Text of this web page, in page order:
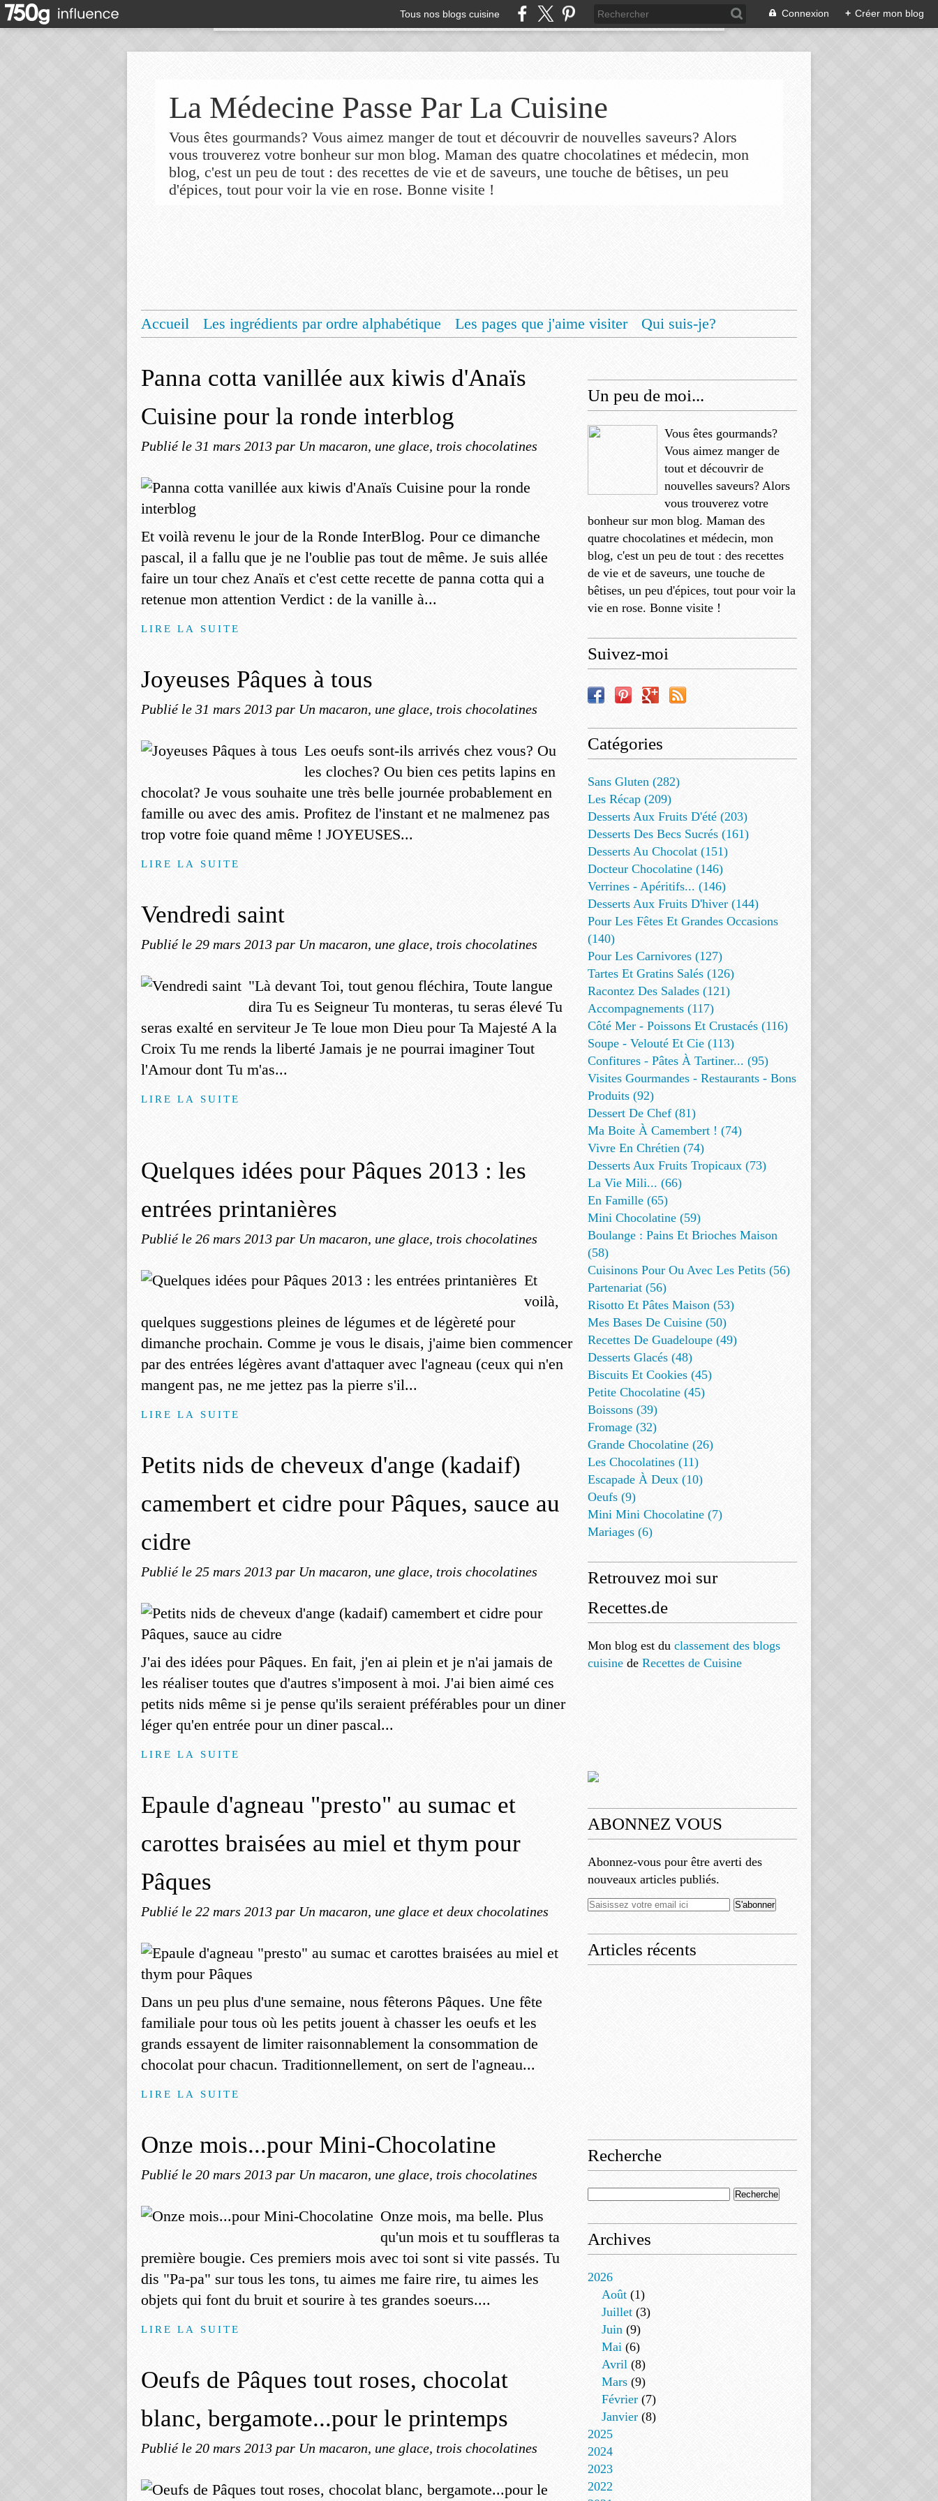
Tous nos blogs cuisine Connexion + Créer mon blog
La Médecine Passe Par La Cuisine
Vous êtes gourmands? Vous aimez manger de tout et découvrir de nouvelles saveurs? Alors
vous trouverez votre bonheur sur mon blog. Maman des quatre chocolatines et médecin, mon
blog, c'est un peu de tout : des recettes de vie et de saveurs, une touche de bêtises, un peu
d'épices, tout pour voir la vie en rose. Bonne visite !
Accueil Les ingrédients par ordre alphabétique Les pages que j'aime visiter
Qui suis-je?
Panna cotta vanillée aux kiwis d'Anaïs
Cuisine pour la ronde interblog
Publié le 31 mars 2013 par Un macaron, une glace, trois chocolatines
Et voilà revenu le jour de la Ronde InterBlog. Pour ce dimanche
pascal, il a fallu que je ne l'oublie pas tout de même. Je suis allée
faire un tour chez Anaïs et c'est cette recette de panna cotta qui a
retenue mon attention Verdict : de la vanille à...
LIRE LA SUITE
Joyeuses Pâques à tous
Publié le 31 mars 2013 par Un macaron, une glace, trois chocolatines
Les oeufs sont-ils arrivés chez vous? Ou
les cloches? Ou bien ces petits lapins en
chocolat? Je vous souhaite une très belle journée probablement en
famille ou avec des amis. Profitez de l'instant et ne malmenez pas
trop votre foie quand même ! JOYEUSES...
LIRE LA SUITE
Vendredi saint
Publié le 29 mars 2013 par Un macaron, une glace, trois chocolatines
"Là devant Toi, tout genou fléchira, Toute langue
dira Tu es Seigneur Tu monteras, tu seras élevé Tu
seras exalté en serviteur Je Te loue mon Dieu pour Ta Majesté A la
Croix Tu me rends la liberté Jamais je ne pourrai imaginer Tout
l'Amour dont Tu m'as...
LIRE LA SUITE
Quelques idées pour Pâques 2013 : les
entrées printanières
Publié le 26 mars 2013 par Un macaron, une glace, trois chocolatines
Et
voilà,
quelques suggestions pleines de légumes et de légèreté pour
dimanche prochain. Comme je vous le disais, j'aime bien commencer
par des entrées légères avant d'attaquer avec l'agneau (ceux qui n'en
mangent pas, ne me jettez pas la pierre s'il...
LIRE LA SUITE
Petits nids de cheveux d'ange (kadaif)
camembert et cidre pour Pâques, sauce au
cidre
Publié le 25 mars 2013 par Un macaron, une glace, trois chocolatines
J'ai des idées pour Pâques. En fait, j'en ai plein et je n'ai jamais de
les réaliser toutes que d'autres s'imposent à moi. J'ai bien aimé ces
petits nids même si je pense qu'ils seraient préférables pour un diner
léger qu'en entrée pour un diner pascal...
LIRE LA SUITE
Epaule d'agneau "presto" au sumac et
carottes braisées au miel et thym pour
Pâques
Publié le 22 mars 2013 par Un macaron, une glace et deux chocolatines
Dans un peu plus d'une semaine, nous fêterons Pâques. Une fête
familiale pour tous où les petits jouent à chasser les oeufs et les
grands essayent de limiter raisonnablement la consommation de
chocolat pour chacun. Traditionnellement, on sert de l'agneau...
LIRE LA SUITE
Onze mois...pour Mini-Chocolatine
Publié le 20 mars 2013 par Un macaron, une glace, trois chocolatines
Onze mois, ma belle. Plus
qu'un mois et tu souffleras ta
première bougie. Ces premiers mois avec toi sont si vite passés. Tu
dis "Pa-pa" sur tous les tons, tu aimes me faire rire, tu aimes les
objets qui font du bruit et sourire à tes grandes soeurs....
LIRE LA SUITE
Oeufs de Pâques tout roses, chocolat
blanc, bergamote...pour le printemps
Publié le 20 mars 2013 par Un macaron, une glace, trois chocolatines
Un peu de moi...
Vous êtes gourmands?
Vous aimez manger de
tout et découvrir de
nouvelles saveurs? Alors
vous trouverez votre
bonheur sur mon blog. Maman des
quatre chocolatines et médecin, mon
blog, c'est un peu de tout : des recettes
de vie et de saveurs, une touche de
bêtises, un peu d'épices, tout pour voir la
vie en rose. Bonne visite !
Suivez-moi
Catégories
Sans Gluten (282)
Les Récap (209)
Desserts Aux Fruits D'été (203)
Desserts Des Becs Sucrés (161)
Desserts Au Chocolat (151)
Docteur Chocolatine (146)
Verrines - Apéritifs... (146)
Desserts Aux Fruits D'hiver (144)
Pour Les Fêtes Et Grandes Occasions
(140)
Pour Les Carnivores (127)
Tartes Et Gratins Salés (126)
Racontez Des Salades (121)
Accompagnements (117)
Côté Mer - Poissons Et Crustacés (116)
Soupe - Velouté Et Cie (113)
Confitures - Pâtes À Tartiner... (95)
Visites Gourmandes - Restaurants - Bons
Produits (92)
Dessert De Chef (81)
Ma Boite À Camembert ! (74)
Vivre En Chrétien (74)
Desserts Aux Fruits Tropicaux (73)
La Vie Mili... (66)
En Famille (65)
Mini Chocolatine (59)
Boulange : Pains Et Brioches Maison
(58)
Cuisinons Pour Ou Avec Les Petits (56)
Partenariat (56)
Risotto Et Pâtes Maison (53)
Mes Bases De Cuisine (50)
Recettes De Guadeloupe (49)
Desserts Glacés (48)
Biscuits Et Cookies (45)
Petite Chocolatine (45)
Boissons (39)
Fromage (32)
Grande Chocolatine (26)
Les Chocolatines (11)
Escapade À Deux (10)
Oeufs (9)
Mini Mini Chocolatine (7)
Mariages (6)
Retrouvez moi sur
Recettes.de
Mon blog est du classement des blogs
cuisine de Recettes de Cuisine
ABONNEZ VOUS
Abonnez-vous pour être averti des
nouveaux articles publiés.
Articles récents
Recherche
Archives
2026
Août (1)
Juillet (3)
Juin (9)
Mai (6)
Avril (8)
Mars (9)
Février (7)
Janvier (8)
2025
2024
2023
2022